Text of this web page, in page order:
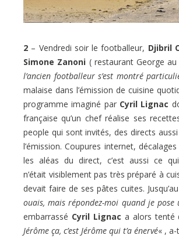
2 – Vendredi soir le footballeur, Djibril
Simone Zanoni ( restaurant George
l’ancien footballeur s’est montré
malaise dans l’émission de cuisine
programme imaginé par Cyril Lignac
française qu’un chef réalise ses
people qui sont invités, des directs
l’émission. Coupures internet,
les aléas du direct, c’est aussi ce
n’était visiblement pas très préparé à
devait faire de ses pâtes cuites.
ouais, mais répondez-moi quand je pose
embarrassé Cyril Lignac a alors tenté
Jérôme ça, c’est Jérôme qui t’a énervé« ,